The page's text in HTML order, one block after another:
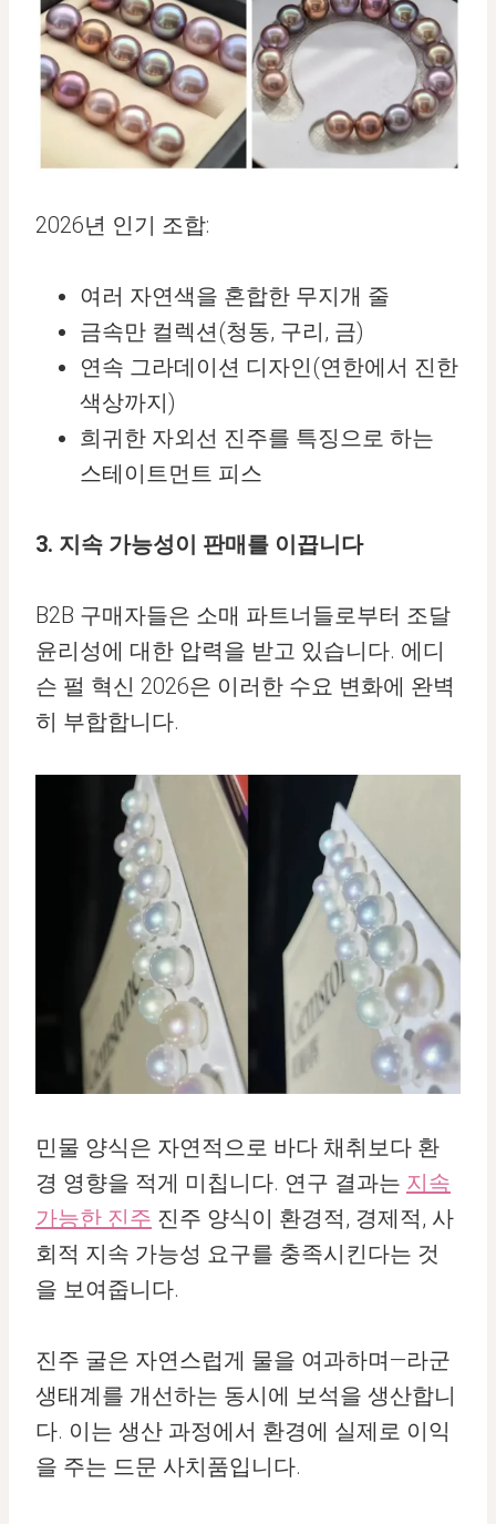
2026년 인기 조합:
여러 자연색을 혼합한 무지개 줄
금속만 컬렉션(청동, 구리, 금)
연속 그라데이션 디자인(연한에서 진한
색상까지)
희귀한 자외선 진주를 특징으로 하는
스테이트먼트 피스
3. 지속 가능성이 판매를 이끕니다
B2B 구매자들은 소매 파트너들로부터 조달
윤리성에 대한 압력을 받고 있습니다. 에디
슨 펄 혁신 2026은 이러한 수요 변화에 완벽
히 부합합니다.
민물 양식은 자연적으로 바다 채취보다 환
경 영향을 적게 미칩니다. 연구 결과는 지속
가능한 진주 진주 양식이 환경적, 경제적, 사
회적 지속 가능성 요구를 충족시킨다는 것
을 보여줍니다.
진주 굴은 자연스럽게 물을 여과하며—라군
생태계를 개선하는 동시에 보석을 생산합니
다. 이는 생산 과정에서 환경에 실제로 이익
을 주는 드문 사치품입니다.